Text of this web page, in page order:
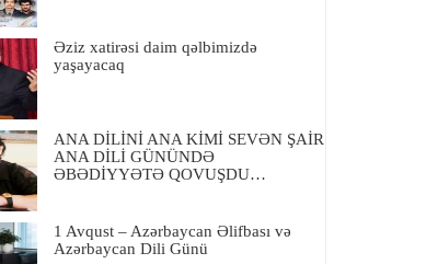
Əziz xatirəsi daim qəlbimizdə
yaşayacaq
ANA DİLİNİ ANA KİMİ SEVƏN ŞAİR
ANA DİLİ GÜNÜNDƏ
ƏBƏDİYYƏTƏ QOVUŞDU…
1 Avqust – Azərbaycan Əlifbası və
Azərbaycan Dili Günü